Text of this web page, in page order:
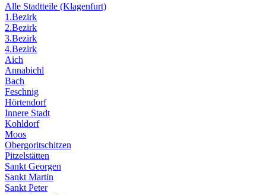
Alle Stadtteile (Klagenfurt)
1.Bezirk
2.Bezirk
3.Bezirk
4.Bezirk
Aich
Annabichl
Bach
Feschnig
Hörtendorf
Innere Stadt
Kohldorf
Moos
Obergoritschitzen
Pitzelstätten
Sankt Georgen
Sankt Martin
Sankt Peter